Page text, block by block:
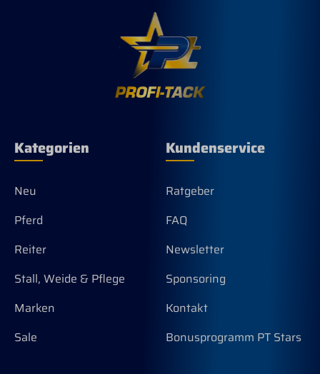
Kategorien
Neu
Pferd
Reiter
Stall, Weide & Pflege
Marken
Sale
Kundenservice
Ratgeber
FAQ
Newsletter
Sponsoring
Kontakt
Bonusprogramm PT Stars